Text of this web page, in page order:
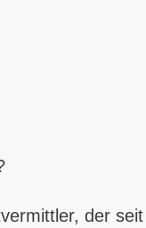
der